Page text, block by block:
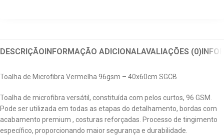
DESCRIÇÃOINFORMAÇÃO ADICIONALAVALIAÇÕES (0)
Toalha de Microfibra Vermelha 96gsm – 40x60cm SGCB
Toalha de microfibra versátil, constituída com pelos curtos, 96 GSM.
Pode ser utilizada em todas as etapas do detalhamento, bordas com
acabamento premium , costuras reforçadas. Processo de tingimento
específico, proporcionando maior segurança e durabilidade.